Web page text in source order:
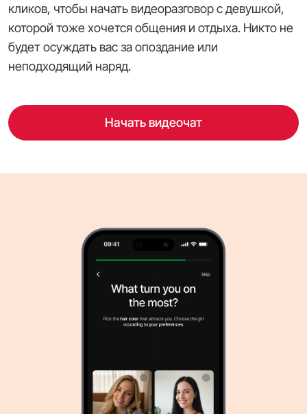
кликов, чтобы начать видеоразговор с девушкой,
которой тоже хочется общения и отдыха. Никто не
будет осуждать вас за опоздание или
неподходящий наряд.
Начать видеочат